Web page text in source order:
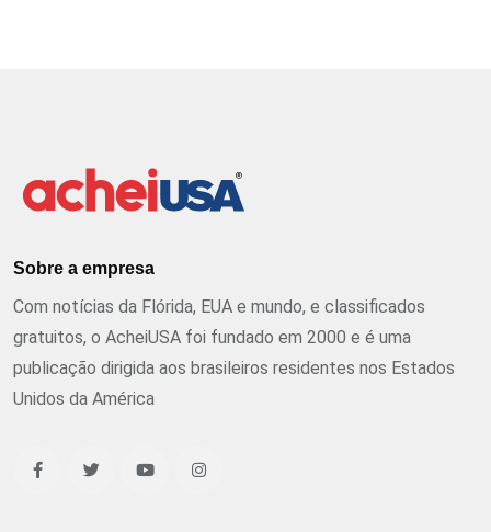
Sobre a empresa
Com notícias da Flórida, EUA e mundo, e classificados
gratuitos, o AcheiUSA foi fundado em 2000 e é uma
publicação dirigida aos brasileiros residentes nos Estados
Unidos da América